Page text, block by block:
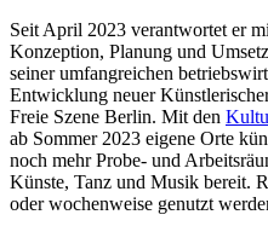
Seit April 2023 verantwortet er
Konzeption, Planung und
seiner umfangreichen
Entwicklung neuer
Freie Szene Berlin. Mit den
ab Sommer 2023 eigene Orte
noch mehr Probe- und
Künste, Tanz und Musik bereit.
oder wochenweise genutzt